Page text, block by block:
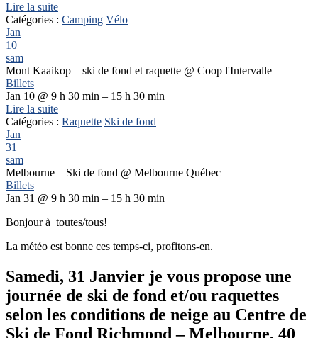
Lire la suite
Catégories : Camping Vélo
Jan
10
sam
Mont Kaaikop – ski de fond et raquette @ Coop l'Intervalle
Billets
Jan 10 @ 9 h 30 min – 15 h 30 min
Lire la suite
Catégories : Raquette Ski de fond
Jan
31
sam
Melbourne – Ski de fond @ Melbourne Québec
Billets
Jan 31 @ 9 h 30 min – 15 h 30 min
Bonjour à toutes/tous!
La météo est bonne ces temps-ci, profitons-en.
Samedi, 31 Janvier je vous propose une
journée de ski de fond et/ou raquettes
selon les conditions de neige au Centre de
Ski de Fond Richmond – Melbourne. 40